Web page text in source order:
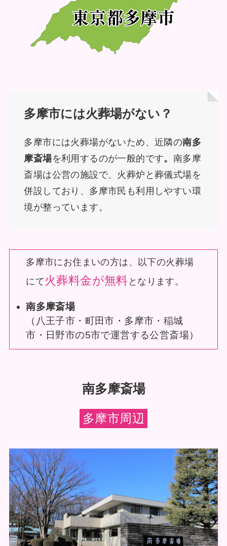
多摩市には火葬場がない？
多摩市には火葬場がないため、近隣の南多
摩斎場を利用するのが一般的です。 南多摩
斎場は公営の施設で、火葬炉と葬儀式場を
併設しており、多摩市民も利用しやすい環
境が整っています。
多摩市にお住まいの方は、以下の火葬場
にて 火葬料金が無料 となります。
南多摩斎場
（八王子市・町田市・多摩市・稲城
市・日野市の5市で運営する公営斎場）
南多摩斎場
多摩市周辺